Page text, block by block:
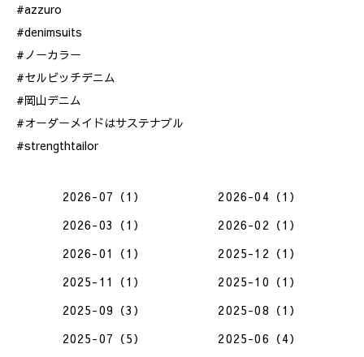
#azzuro
#denimsuits
#ノーカラー
#セルビッチデニム
#岡山デニム
#オーダーメイドはサステナブル
#strengthtailor
2026-07（1）
2026-04（1）
2026-03（1）
2026-02（1）
2026-01（1）
2025-12（1）
2025-11（1）
2025-10（1）
2025-09（3）
2025-08（1）
2025-07（5）
2025-06（4）